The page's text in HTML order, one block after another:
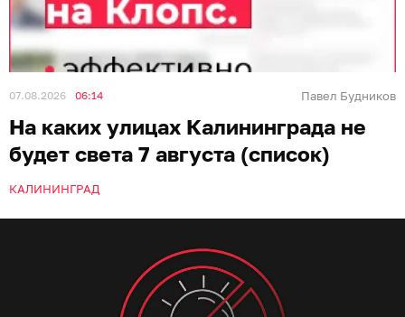
07.08.2026 06:14 Павел Будников
На каких улицах Калининграда не
будет света 7 августа (список)
КАЛИНИНГРАД